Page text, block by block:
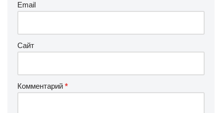
Email
Сайт
Комментарий *